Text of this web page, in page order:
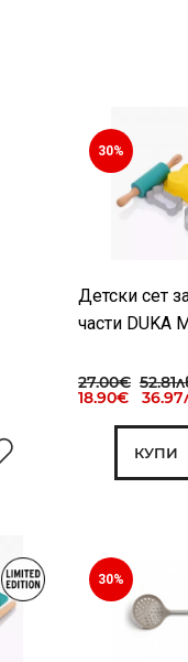
30%
Детски сет
части DUKA
27.00€
18.90€
КУПИ
30%